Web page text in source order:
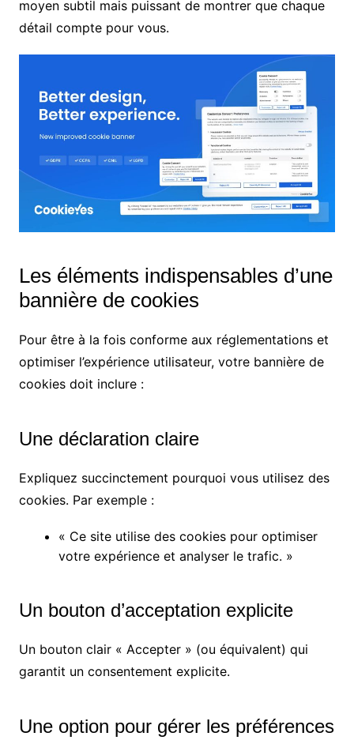
moyen subtil mais puissant de montrer que chaque
détail compte pour vous.
Les éléments indispensables d’une
bannière de cookies
Pour être à la fois conforme aux réglementations et
optimiser l’expérience utilisateur, votre bannière de
cookies doit inclure :
Une déclaration claire
Expliquez succinctement pourquoi vous utilisez des
cookies. Par exemple :
« Ce site utilise des cookies pour optimiser
votre expérience et analyser le trafic. »
Un bouton d’acceptation explicite
Un bouton clair « Accepter » (ou équivalent) qui
garantit un consentement explicite.
Une option pour gérer les préférences